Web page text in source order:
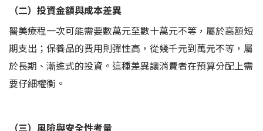
（二）投資金額與成本差異
醫美療程一次可能需要數萬元至數十萬元不等，屬於高額短
期支出；保養品的費用則彈性高，從幾千元到萬元不等，屬
於長期、漸進式的投資。這種差異讓消費者在預算分配上需
要仔細權衡。
（三）風險與安全性考量